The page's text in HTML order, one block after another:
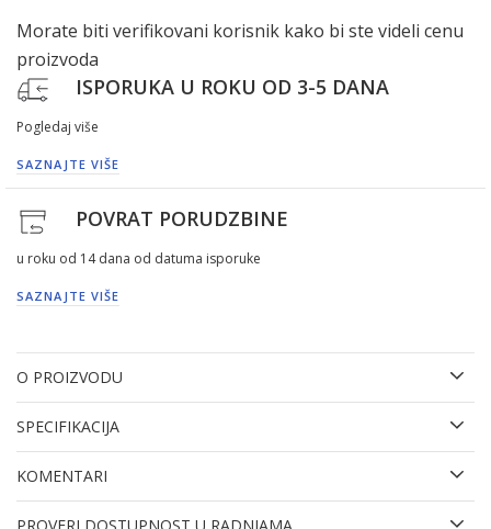
Morate biti verifikovani korisnik kako bi ste videli cenu
proizvoda
ISPORUKA U ROKU OD 3-5 DANA
Pogledaj više
SAZNAJTE VIŠE
POVRAT PORUDZBINE
u roku od 14 dana od datuma isporuke
SAZNAJTE VIŠE
O PROIZVODU
SPECIFIKACIJA
KOMENTARI